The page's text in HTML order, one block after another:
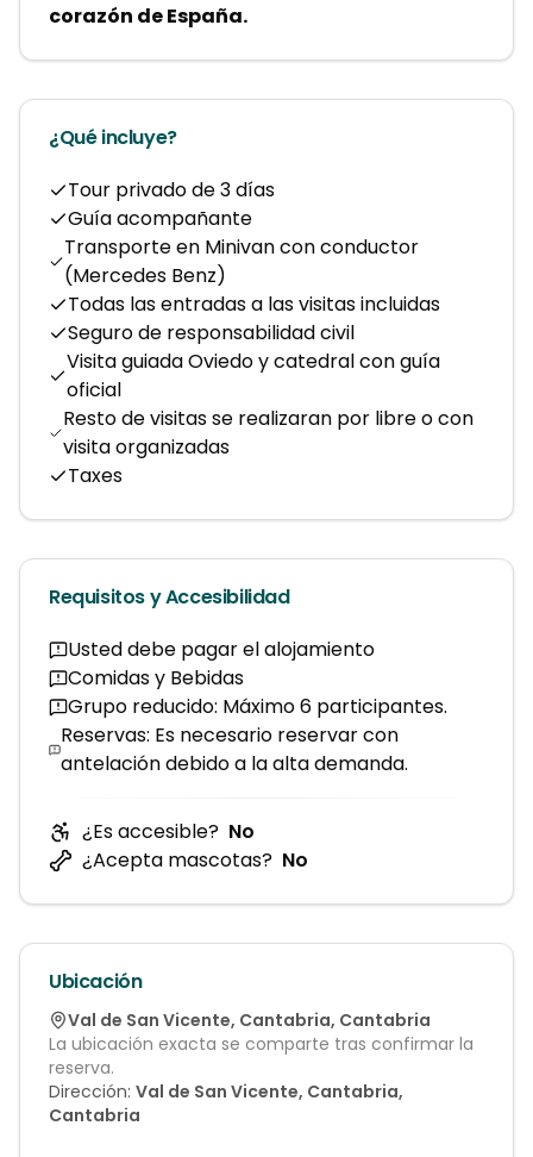
corazón de España.
¿Qué incluye?
Tour privado de 3 días
Guía acompañante
Transporte en Minivan con conductor
(Mercedes Benz)
Todas las entradas a las visitas incluidas
Seguro de responsabilidad civil
Visita guiada Oviedo y catedral con guía
oficial
Resto de visitas se realizaran por libre o con
visita organizadas
Taxes
Requisitos y Accesibilidad
Usted debe pagar el alojamiento
Comidas y Bebidas
Grupo reducido: Máximo 6 participantes.
Reservas: Es necesario reservar con
antelación debido a la alta demanda.
¿Es accesible? No
¿Acepta mascotas? No
Ubicación
Val de San Vicente, Cantabria, Cantabria
La ubicación exacta se comparte tras confirmar la
reserva.
Dirección: Val de San Vicente, Cantabria,
Cantabria